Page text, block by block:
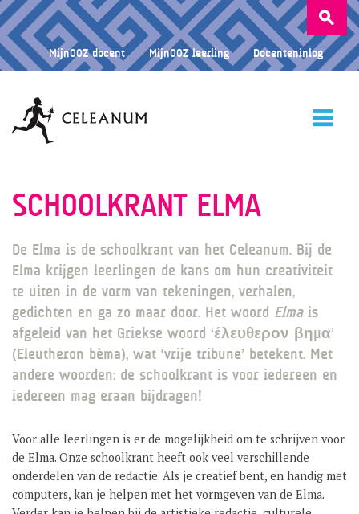
Zoeken
naar:
MijnOOZ docent MijnOOZ leerling Docenteninlog
HOME
CELEANUM
ONDERWIJS
GROEP 8 / JONG CELEANUM
SCHOOLKRANT ELMA
De Elma is de schoolkrant van het Celeanum. Bij de
Elma krijgen leerlingen de kans om hun creativiteit
te uiten in de vorm van tekeningen, verhalen,
gedichten en ga zo maar door. Het woord Elmais
afgeleid van het Griekse woord ‘έλευθερον βηµα’
(Eleutheron bèma), wat ‘vrije tribune’ betekent. Met
andere woorden: de schoolkrant is voor iedereen en
iedereen mag eraan bijdragen!
Voor alle leerlingen is er de mogelijkheid om te schrijven voor
de Elma. Onze schoolkrant heeft ook veel verschillende
onderdelen van de redactie. Als je creatief bent, en handig met
computers, kan je helpen met het vormgeven van de Elma.